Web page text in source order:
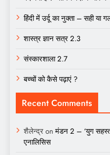
हिंदी में उर्दू का नुक्ता – सही या
शास्त्र ज्ञान सत्र 2.3
संस्कारशाला 2.7
बच्चों को कैसे पढ़ाएं ?
Recent Comments
शैलेन्द्रonमंडन 2 – ‘युग
एनालिसिस